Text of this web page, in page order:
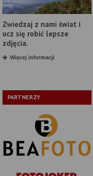
Zwiedzaj z nami świat i
ucz się robić lepsze
zdjęcia.
Więcej informacji
PARTNERZY